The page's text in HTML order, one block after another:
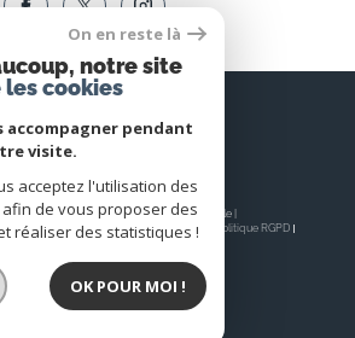
Espace
PROPRIÉTAIRE
Se connecter
réservés | Traduction powered by Google |
Mentions légales Admin Nos liens
Politique RGPD
On en reste là
notre site
cookies
accompagner pendant
visite.
acceptez l'utilisation des
de vous proposer des
réaliser des statistiques !
OK POUR MOI !